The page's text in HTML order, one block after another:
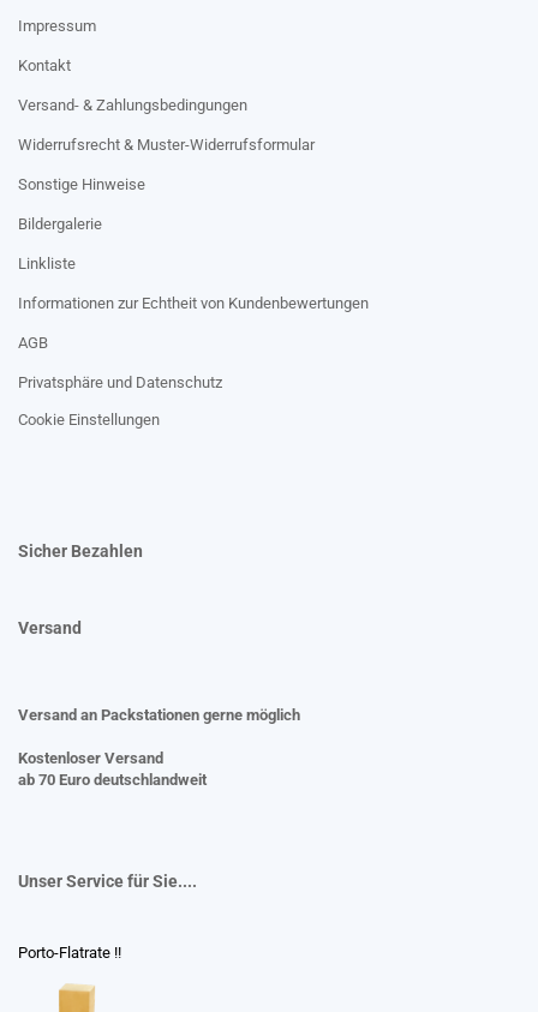
Impressum
Kontakt
Versand- & Zahlungsbedingungen
Widerrufsrecht & Muster-Widerrufsformular
Sonstige Hinweise
Bildergalerie
Linkliste
Informationen zur Echtheit von Kundenbewertungen
AGB
Privatsphäre und Datenschutz
Cookie Einstellungen
Sicher Bezahlen
Versand
Versand an Packstationen gerne möglich
Kostenloser Versand
ab 70 Euro deutschlandweit
Unser Service für Sie....
Porto-Flatrate !!